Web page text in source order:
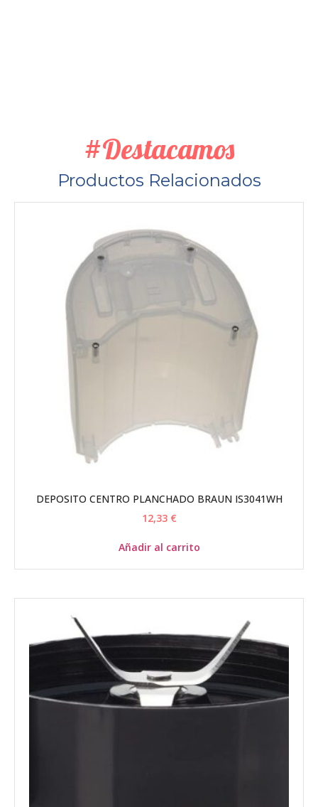
#Destacamos
Productos Relacionados
DEPOSITO CENTRO PLANCHADO BRAUN IS3041WH
12,33 €
Añadir al carrito